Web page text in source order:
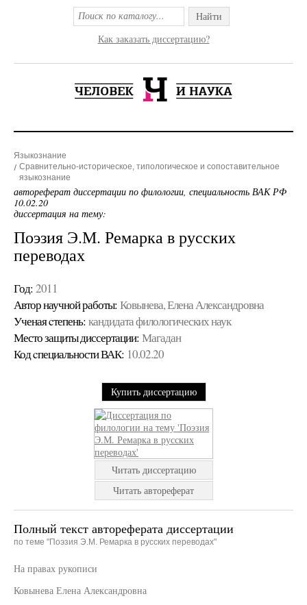
Найти
Как заказать диссертацию?
Языкознание
Сравнительно-историческое, типологическое и сопоставительное
языкознание
автореферат диссертации по филологии, специальность ВАК РФ
10.02.20
диссертация на тему:
Поэзия Э.М. Ремарка в русских
переводах
Год: 2011
Автор научной работы: Ковынева, Елена Александровна
Ученая cтепень: кандидата филологических наук
Место защиты диссертации: Магадан
Код cпециальности ВАК: 10.02.20
Купить диссертацию
Читать диссертацию
Читать автореферат
Полный текст автореферата диссертации
по теме "Поэзия Э.М. Ремарка в русских переводах"
На правах рукописи
Ковынева Елена Александровна